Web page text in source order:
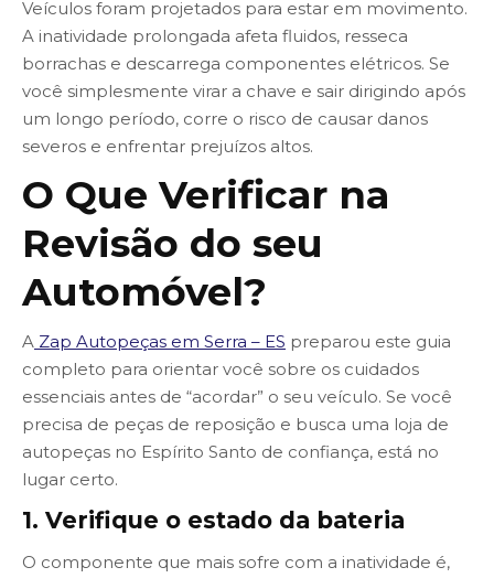
Veículos foram projetados para estar em movimento.
A inatividade prolongada afeta fluidos, resseca
borrachas e descarrega componentes elétricos. Se
você simplesmente virar a chave e sair dirigindo após
um longo período, corre o risco de causar danos
severos e enfrentar prejuízos altos.
O Que Verificar na
Revisão do seu
Automóvel?
A Zap Autopeças em Serra – ES preparou este guia
completo para orientar você sobre os cuidados
essenciais antes de “acordar” o seu veículo. Se você
precisa de peças de reposição e busca uma loja de
autopeças no Espírito Santo de confiança, está no
lugar certo.
1. Verifique o estado da bateria
O componente que mais sofre com a inatividade é,